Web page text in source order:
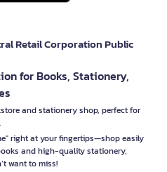
Retail Corporation Public
for Books, Stationery,
and stationery shop, perfect for
right at your fingertips—shop easily
and high-quality stationery,
want to miss!